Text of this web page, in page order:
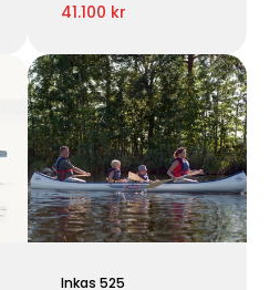
41.100 kr
Inkas 525